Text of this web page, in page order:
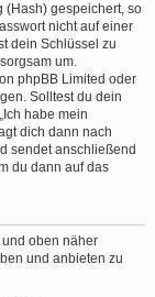
(Hash) gespeichert, so
nicht auf einer
dein Schlüssel zu
um.
phpBB Limited oder
Solltest du dein
habe mein
dich dann nach
sendet anschließend
du dann auf das
oben näher
und anbieten zu